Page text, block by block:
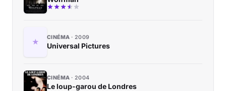
CINÉMA 2009
Universal Pictures
CINÉMA 2004
Le loup-garou de Londres